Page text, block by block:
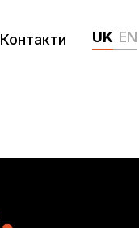
Контакти UK EN